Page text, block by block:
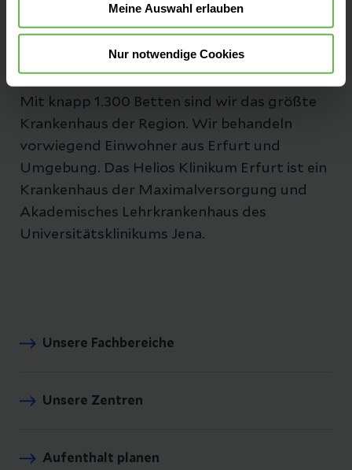
Meine Auswahl erlauben
Nur notwendige Cookies
E-Mail senden
Mit knapp 1.300 Betten sind wir das größte
Krankenhaus der Region. Wir behandeln
vorwiegend Einwohner aus Erfurt und
Umgebung. Das Helios Klinikum Erfurt ist ein
Krankenhaus der Maximalversorgung und
Akademisches Lehrkrankenhaus des
Universitätsklinikums Jena.
Unsere Fachbereiche
Unsere Zentren
Aufenthalt planen